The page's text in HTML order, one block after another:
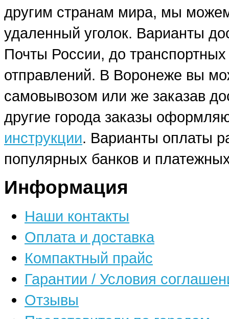
другим странам мира, мы
удаленный уголок. Варианты
Почты России, до
отправлений. В Воронеже вы
самовывозом или же заказав
другие города заказы
инструкции. Варианты оплаты
популярных банков и
Информация
Наши контакты
Оплата и доставка
Компактный прайс
Гарантии / Условия
Отзывы